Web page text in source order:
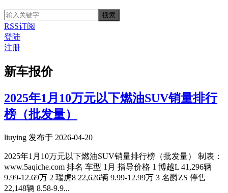
RSS订阅
登陆
注册
新车报价
2025年1月10万元以下燃油SUV销量排行
榜（批发量）
liuying 发布于 2026-04-20
2025年1月10万元以下燃油SUV销量排行榜（批发量） 制表：
www.5aqiche.com 排名 车型 1月 指导价格 1 博越L 41,296辆
9.99-12.69万 2 瑞虎8 22,626辆 9.99-12.99万 3 名爵ZS 停售
22,148辆 8.58-9.9...